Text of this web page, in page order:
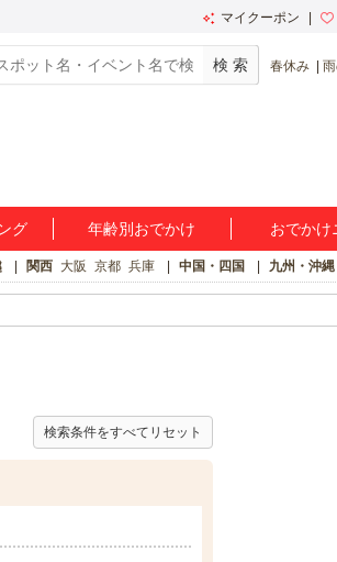
マイクーポン
春休み
グ 年齢別おでかけ おでかけ
関西 大阪 京都 兵庫 中国・四国 九州・沖縄
検索条件をすべてリセット